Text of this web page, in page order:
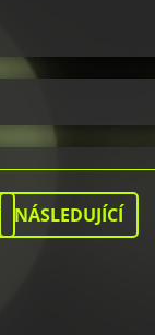
NÁSLEDUJÍCÍ